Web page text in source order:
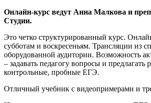
Онлайн-курс ведут Анна Малкова и
Студии.
Это четко структурированный курс.
субботам и воскресеньям. Трансляции из
оборудованной аудитории. Возможность
– задавать педагогу вопросы и предлагать
контрольные, пробные ЕГЭ.
Отличный учебник с видеопримерами и